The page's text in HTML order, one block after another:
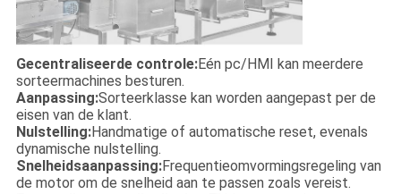
Gecentraliseerde controle:Eén pc/HMI kan meerdere
sorteermachines besturen.
Aanpassing:Sorteerklasse kan worden aangepast per de
eisen van de klant.
Nulstelling:Handmatige of automatische reset, evenals
dynamische nulstelling.
Snelheidsaanpassing:Frequentieomvormingsregeling van
de motor om de snelheid aan te passen zoals vereist.